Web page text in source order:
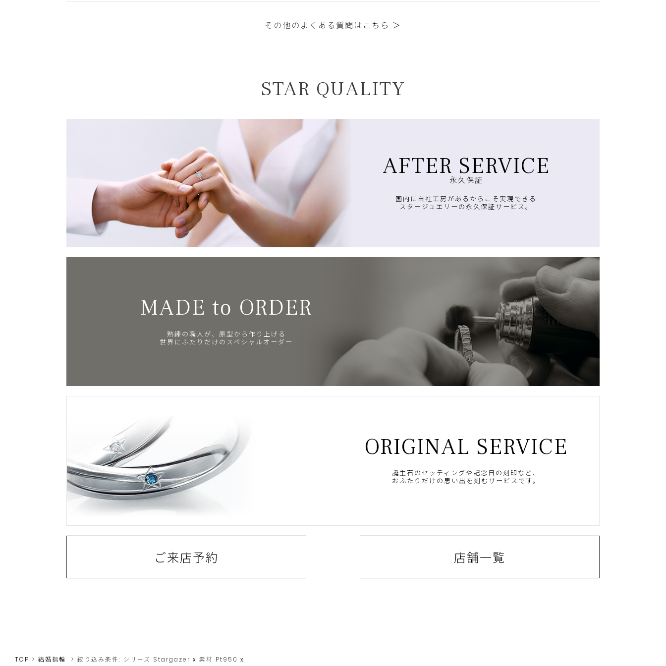
その他のよくある質問は こちら ＞
STAR QUALITY
AFTER SERVICE
永久保証
国内に自社工房があるからこそ実現できる
スタージュエリーの永久保証サービス。
MADE to ORDER
熟練の職人が、原型から作り上げる
世界にふたりだけのスペシャルオーダー
ORIGINAL SERVICE
誕生石のセッティングや記念日の刻印など、
おふたりだけの思い出を刻むサービスです。
ご来店予約 店舗一覧
TOP 結婚指輪 絞り込み条件: シリーズ Stargazer x 素材 Pt950 x